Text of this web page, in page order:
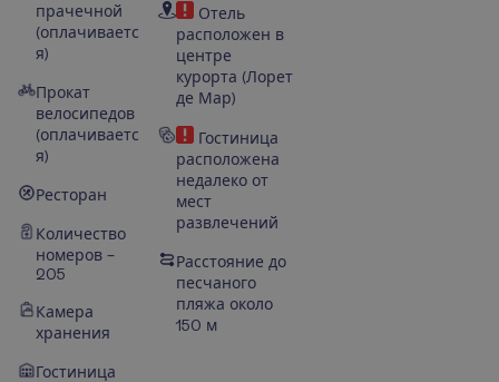
прачечной
(оплачиваетс
я)
Прокат
велосипедов
(оплачиваетс
я)
Ресторан
Количество
номеров –
205
Камера
хранения
Гостиница
Отель
расположен в
центре
курорта (Лорет
де Мар)
Гостиница
расположена
недалеко от
мест
развлечений
Расстояние до
песчаного
пляжа около
150 м